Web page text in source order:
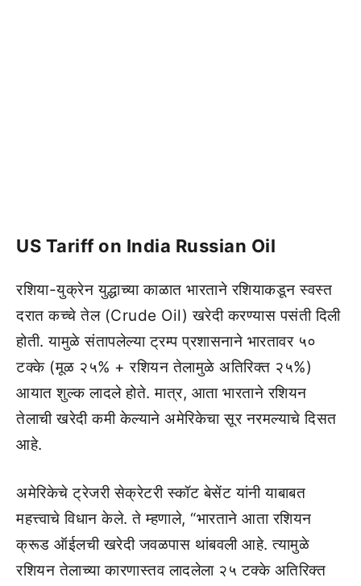
US Tariff on India Russian Oil
रशिया-युक्रेन युद्धाच्या काळात भारताने रशियाकडून स्वस्त
दरात कच्चे तेल (Crude Oil) खरेदी करण्यास पसंती दिली
होती. यामुळे संतापलेल्या ट्रम्प प्रशासनाने भारतावर ५०
टक्के (मूळ २५% + रशियन तेलामुळे अतिरिक्त २५%)
आयात शुल्क लादले होते. मात्र, आता भारताने रशियन
तेलाची खरेदी कमी केल्याने अमेरिकेचा सूर नरमल्याचे दिसत
आहे.
अमेरिकेचे ट्रेजरी सेक्रेटरी स्कॉट बेसेंट यांनी याबाबत
महत्त्वाचे विधान केले. ते म्हणाले, “भारताने आता रशियन
क्रूड ऑईलची खरेदी जवळपास थांबवली आहे. त्यामुळे
रशियन तेलाच्या कारणास्तव लादलेला २५ टक्के अतिरिक्त